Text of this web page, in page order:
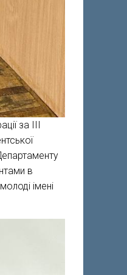
за ІІІ
в
імені